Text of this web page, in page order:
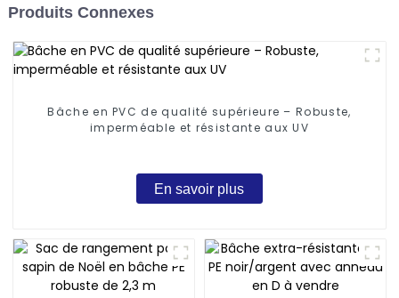
Produits Connexes
Bâche en PVC de qualité supérieure – Robuste,
imperméable et résistante aux UV
En savoir plus